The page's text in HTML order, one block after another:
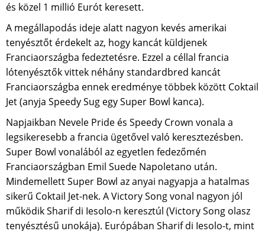
és közel 1 millió Eurót keresett.
A megállapodás ideje alatt nagyon kevés amerikai
tenyésztőt érdekelt az, hogy kancát küldjenek
Franciaországba fedeztetésre. Ezzel a céllal francia
lótenyésztők vittek néhány standardbred kancát
Franciaországba ennek eredménye többek között Coktail
Jet (anyja Speedy Sug egy Super Bowl kanca).
Napjaikban Nevele Pride és Speedy Crown vonala a
legsikeresebb a francia ügetővel való keresztezésben.
Super Bowl vonalából az egyetlen fedezőmén
Franciaországban Emil Suede Napoletano után.
Mindemellett Super Bowl az anyai nagyapja a hatalmas
sikerű Coktail Jet-nek. A Victory Song vonal nagyon jól
működik Sharif di Iesolo-n keresztúl (Victory Song olasz
tenyésztésű unokája). Európában Sharif di Iesolo-t, mint